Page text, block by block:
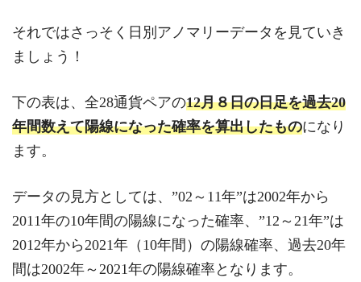
それではさっそく日別アノマリーデータを見ていき
ましょう！
下の表は、全28通貨ペアの12月８日の日足を過去20
年間数えて陽線になった確率を算出したものになり
ます。
データの見方としては、”02～11年”は2002年から
2011年の10年間の陽線になった確率、”12～21年”は
2012年から2021年（10年間）の陽線確率、過去20年
間は2002年～2021年の陽線確率となります。